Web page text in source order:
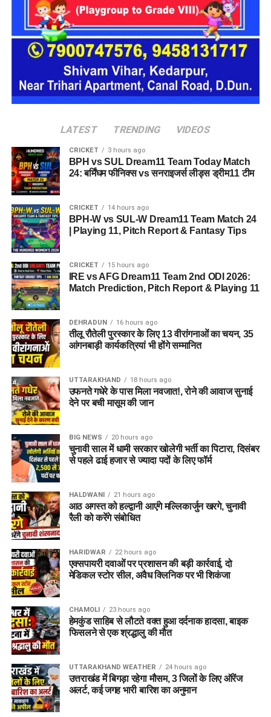
बारबेक्यू नेशन (Barbeque Nation)
डिक्सॉन (Dixon Technologies)
उत्कर्ष स्मॉल फाइनेंस बैंक (Utkarsh Small Finance Bank)
सीएएमपी-108 (CAMP-108)
एनआईटीटी लिमिटेड (NIIT Limited)
मोचिको (Mochiko Shoes)
टीआई मेडिकोज (TI Medicos)
आईजोन (iZone)
Dehradun Rojgar Mela 2026 :
आवेदन और पंजीकरण प्रक्रिया (How
to Register)
भाग लेने के लिए अभ्यर्थियों का पंजीकरण04 अगस्त, 2026से शुरू हो
चुका है। इच्छुक अभ्यर्थी साक्षात्कार में शामिल होने से पहले किसी भी कार्य
दिवस में कार्यालय पहुंचकर अपना पंजीकरण करा सकते हैं।
आवश्यक दस्तावेज (Documents
Required):
बायोडाटा / रिज़्यूमे (Resume)(2-3 प्रतियां)
मूल शैक्षिक प्रमाण पत्रएवं उनकी छायाप्रतियां
(Photocopies)
सेवायोजन कार्यालय का पंजीयन कार्ड
पासपोर्ट साइज फोटो
वैध पहचान पत्र
विभाग ने जिले के सभी योग्य एवं इच्छुक युवाओं से अपील की है कि वे समय
पर अपना पंजीकरण कराकर इस रोजगार अवसर का लाभ उठाएं।
LATEST TRENDING VIDEOS
CRICKET 3 hours ago
BPH vs SUL Dream11 Team Today Match
24: बर्मिंघम फीनिक्स vs सनराइजर्स लीड्स ड्रीम11 टीम
CRICKET 14 hours ago
BPH-W vs SUL-W Dream11 Team Match 24
| Playing 11, Pitch Report & Fantasy Tips
CRICKET 15 hours ago
IRE vs AFG Dream11 Team 2nd ODI 2026:
Match Prediction, Pitch Report & Playing 11
DEHRADUN 16 hours ago
तीलू रौतेली पुरस्कार के लिए 13 वीरांगनाओं का चयन, 35
आंगनबाड़ी कार्यकत्रियां भी होंगे सम्मानित
UTTARAKHAND 18 hours ago
उफनते गधेरे के पास मिला नवजात!, रोने की आवाज सुनाई
देने पर बची मासूम की जान
BIG NEWS 20 hours ago
चुनावी साल में धामी सरकार खोलेगी भर्ती का पिटारा, दिसंबर
से पहले ढाई हजार से ज्यादा पदों के लिए फॉर्म
HALDWANI 21 hours ago
आठ अगस्त को हल्द्वानी आएंगे मल्लिकार्जुन खरगे, चुनावी
रैली को करेंगे संबोधित
HARIDWAR 22 hours ago
एक्सपायरी दवाओं पर प्रशासन की बड़ी कार्रवाई, दो
मेडिकल स्टोर सील, अवैध क्लिनिक पर भी शिकंजा
CHAMOLI 23 hours ago
हेमकुंड साहिब से लौटते वक्त हुआ दर्दनाक हादसा, बाइक
फिसलने से एक श्रद्धालु की मौत
UTTARAKHAND WEATHER 24 hours ago
उत्तराखंड में बिगड़ा रहेगा मौसम, 3 जिलों के लिए ऑरेंज
अलर्ट, कई जगह भारी बारिश का अनुमान